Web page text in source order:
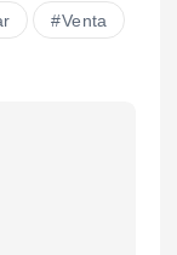
Venta